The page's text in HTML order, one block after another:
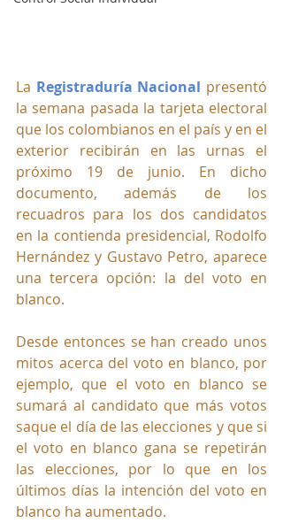
La Registraduría Nacional presentó
la semana pasada la tarjeta electoral
que los colombianos en el país y en el
exterior recibirán en las urnas el
próximo 19 de junio. En dicho
documento, además de los
recuadros para los dos candidatos
en la contienda presidencial, Rodolfo
Hernández y Gustavo Petro, aparece
una tercera opción: la del voto en
blanco.
Desde entonces se han creado unos
mitos acerca del voto en blanco, por
ejemplo, que el voto en blanco se
sumará al candidato que más votos
saque el día de las elecciones y que si
el voto en blanco gana se repetirán
las elecciones, por lo que en los
últimos días la intención del voto en
blanco ha aumentado.